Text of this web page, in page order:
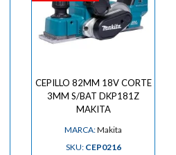
CEPILLO 82MM 18V CORTE
3MM S/BAT DKP181Z
MAKITA
MARCA:Makita
SKU: CEP0216